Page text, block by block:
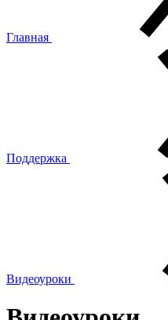
Главная
Поддержка
Видеоуроки